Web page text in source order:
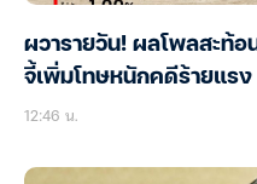
ผวารายวัน! ผลโพลสะท้
จี้เพิ่มโทษหนักคดีร้ายแรง
12:46 น.